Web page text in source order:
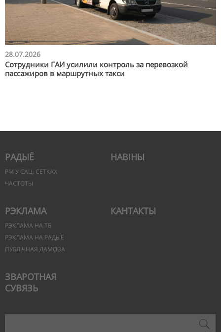
28.07.2026
Сотрудники ГАИ усилили контроль за перевозкой
пассажиров в маршрутных такси
РАДЫЁ
РМ У САЦ. СЕТКАХ
ЧАСТОТЫ
НАВІНЫ
РЭКЛАМА
РЭКЛАМА НА ТБ
РЭКЛАМА НА РАДЫЁ
ПУБЛІЧНАЯ ДАМОВА
КАНТАКТЫ
ЗВАРОТНАЯ
СУВЯЗЬ